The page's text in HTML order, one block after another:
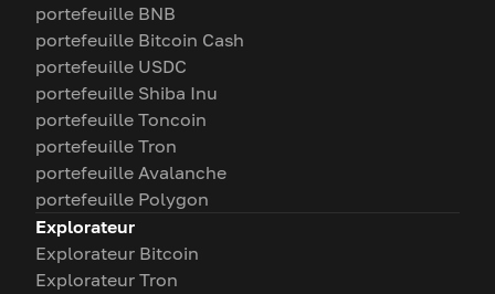
portefeuille BNB
portefeuille Bitcoin Cash
portefeuille USDC
portefeuille Shiba Inu
portefeuille Toncoin
portefeuille Tron
portefeuille Avalanche
portefeuille Polygon
Explorateur
Explorateur Bitcoin
Explorateur Tron